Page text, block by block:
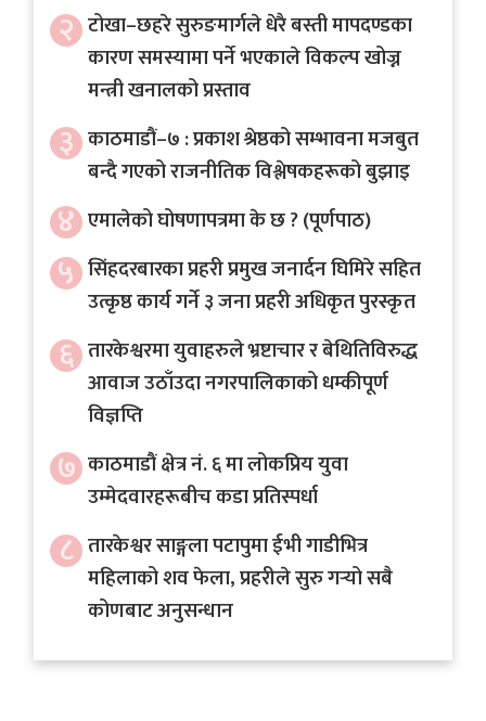
२ टोखा–छहरे सुरुङमार्गले धेरै बस्ती मापदण्डका
कारण समस्यामा पर्ने भएकाले विकल्प खोज्न
मन्त्री खनालको प्रस्ताव
३ काठमाडौं–७ : प्रकाश श्रेष्ठको सम्भावना मजबुत
बन्दै गएको राजनीतिक विश्लेषकहरूको बुझाइ
४ एमालेको घोषणापत्रमा के छ ? (पूर्णपाठ)
५ सिंहदरबारका प्रहरी प्रमुख जनार्दन घिमिरे सहित
उत्कृष्ठ कार्य गर्ने ३ जना प्रहरी अधिकृत पुरस्कृत
६ तारकेश्वरमा युवाहरुले भ्रष्टाचार र बेथितिविरुद्ध
आवाज उठाँउदा नगरपालिकाको धम्कीपूर्ण
विज्ञप्ति
७ काठमाडौं क्षेत्र नं. ६ मा लोकप्रिय युवा
उम्मेदवारहरूबीच कडा प्रतिस्पर्धा
८ तारकेश्वर साङ्गला पटापुमा ईभी गाडीभित्र
महिलाको शव फेला, प्रहरीले सुरु गर्‍यो सबै
कोणबाट अनुसन्धान